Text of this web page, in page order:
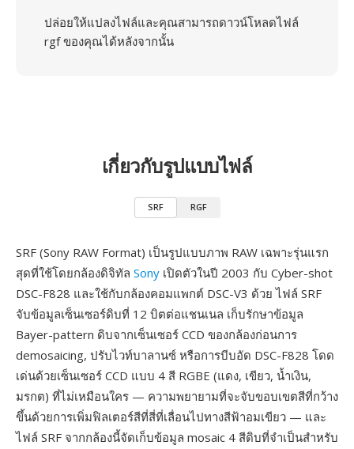
ปล่อยให้แปลงไฟล์และคุณสามารถดาวน์โหลดไฟล์
rgf ของคุณได้หลังจากนั้น
เกี่ยวกับรูปแบบไฟล์
SRF RGF
SRF (Sony RAW Format) เป็นรูปแบบภาพ RAW เฉพาะรุ่นแรก
สุดที่ใช้โดยกล้องดิจิทัล Sony เปิดตัวในปี 2003 กับ Cyber-shot
DSC-F828 และใช้กับกล้องคอมแพกต์ DSC-V3 ด้วย ไฟล์ SRF
จับข้อมูลเซ็นเซอร์ดิบที่ 12 บิตต่อแชนเนล เก็บรักษาข้อมูล
Bayer-pattern ดิบจากเซ็นเซอร์ CCD ของกล้องก่อนการ
demosaicing, ปรับไวท์บาลานซ์ หรือการบีบอัด DSC-F828 โดด
เด่นด้วยเซ็นเซอร์ CCD แบบ 4 สี RGBE (แดง, เขียว, น้ำเงิน,
มรกต) ที่ไม่เหมือนใคร — ความพยายามที่จะจับขอบเขตสีที่กว้าง
ขึ้นด้วยการเพิ่มฟิลเตอร์สีที่สี่ที่เลื่อนไปทางสีฟ้าอมเขียว — และ
ไฟล์ SRF จากกล้องนี้จัดเก็บข้อมูล mosaic 4 สีดิบที่จำเป็นสำหรับ